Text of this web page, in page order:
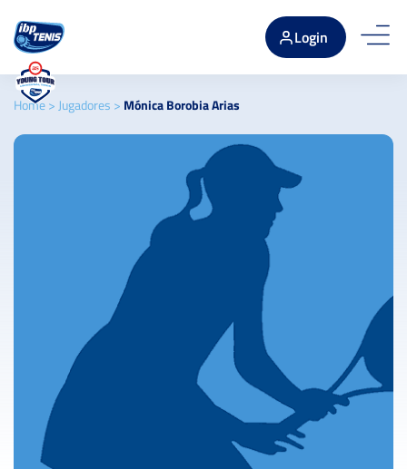
Login
Home> Jugadores > Mónica Borobia Arias